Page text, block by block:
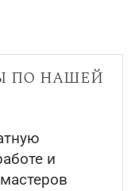
по нашей
и